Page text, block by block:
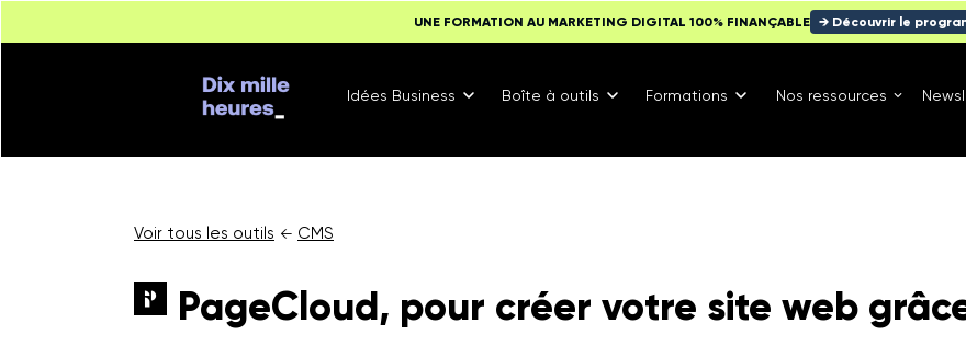
UNE FORMATION AU MARKETING DIGITAL 100% FINANÇABLE → Découvrir le
Idées Business Boîte à outils Formations Nos ressources
Voir tous les outils ← CMS
PageCloud, pour créer votre site web